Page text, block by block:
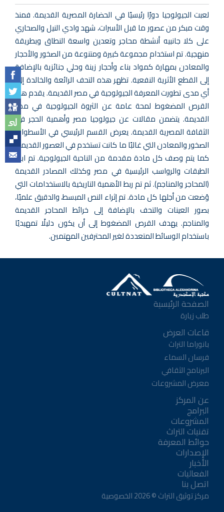
لعبت الجيولوجيا دورًا رئيسيًا في الحضارة المصرية القديمة. فمنذ
وقت مبكر من عصور ما قبل الأسرات، شهد وادي النيل والصحاري
على كلا جانبيه أنشطة محاجر وتعدين واسعة النطاق وبطريقة
منهجية. تم استخدام مجموعة كبيرة ومتنوعة من الصخور والأحجار
والمعادن بمهارة كمواد بناء وأحجار زينة وحلي جنائزية بالإضافة
إلى القطع الأثرية النفعية. تظهر هذه التحف الرائعة والخالدة إلى
أي مدى تطورت المعرفة الجيولوجية في مصر القديمة. يقدم هذا
القرص المضغوط لمحة عامة عن الثروة الجيولوجية في مصر
القديمة. يتضمن مقالات عن جيولوجيا مصر وأهمية الحجر في
الثقافة المصرية القديمة. يعرض القسم الرئيسي في الأسطوانة
الصخور والمعادن التي غالبًا ما كانت تستخدم في العصور القديمة.
كما يتم وصف كل مادة مقدمة من الناحية الجيولوجية. تم ابراز
الطبقات والرواسب الرئيسية في مصر وكذلك المصادر القديمة
(المحاجر والمناجم). ثم تم ربط الأهمية التاريخية بالاستخدامات التي
وُضعت من أجلها كل مادة. تم إثراء النص المبسط، والدقيق علميًا،
بصور العينات والتحف بالإضافة إلى خرائط المحاجر القديمة
والمناجم. يهدف القرص المضغوط إلى أن يكون دليلًا تمهيديًا
باستخدام الوسائط المتعددة لغير المحترفين المهتمين.
الصفحة الرئيسية
طلب زيارة
قاعات العرض
بانوراما التراث
فرسان السماء
البرنامج الثقافي
معرض المشروعات
عن المركز
البرامج
المشروعات
تقنيات التراث
حوائط المعرفة
الإصدارات
الأخبار
الفعاليات
اتصل بنا
مركز توثيق التراث ©2026الخصوصية